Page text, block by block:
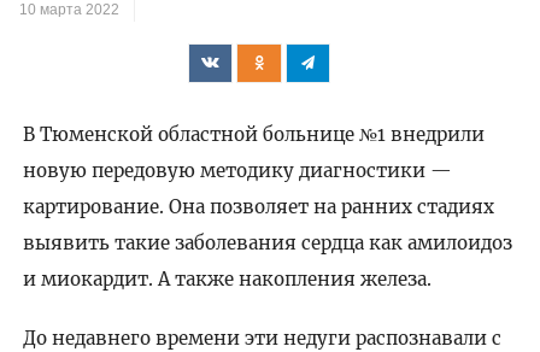
10 марта 2022
В Тюменской областной больнице №1 внедрили
новую передовую методику диагностики —
картирование. Она позволяет на ранних стадиях
выявить такие заболевания сердца как амилоидоз
и миокардит. А также накопления железа.
До недавнего времени эти недуги распознавали с